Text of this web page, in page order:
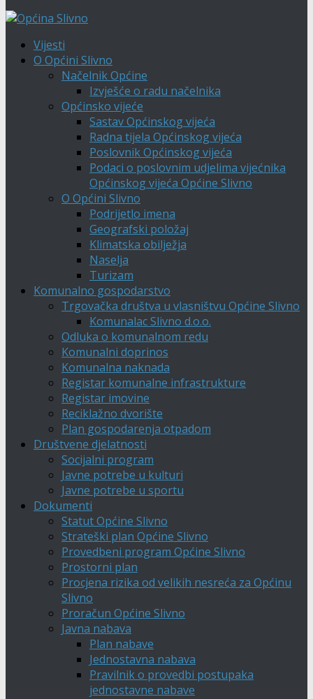
Vijesti
O Općini Slivno
Načelnik Općine
Izvješće o radu načelnika
Općinsko vijeće
Sastav Općinskog vijeća
Radna tijela Općinskog vijeća
Poslovnik Općinskog vijeća
Podaci o poslovnim udjelima vijećnika
Općinskog vijeća Općine Slivno
O Općini Slivno
Podrijetlo imena
Geografski položaj
Klimatska obilježja
Naselja
Turizam
Komunalno gospodarstvo
Trgovačka društva u vlasništvu Općine Slivno
Komunalac Slivno d.o.o.
Odluka o komunalnom redu
Komunalni doprinos
Komunalna naknada
Registar komunalne infrastrukture
Registar imovine
Reciklažno dvorište
Plan gospodarenja otpadom
Društvene djelatnosti
Socijalni program
Javne potrebe u kulturi
Javne potrebe u sportu
Dokumenti
Statut Općine Slivno
Strateški plan Općine Slivno
Provedbeni program Općine Slivno
Prostorni plan
Procjena rizika od velikih nesreća za Općinu
Slivno
Proračun Općine Slivno
Javna nabava
Plan nabave
Jednostavna nabava
Pravilnik o provedbi postupaka
jednostavne nabave